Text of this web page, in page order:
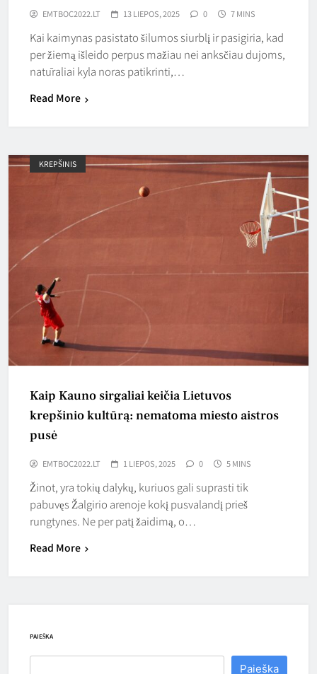
EMTBOC2022.LT 13 LIEPOS, 2025 0 7 MINS
Kai kaimynas pasistato šilumos siurblį ir pasigiria, kad
per žiemą išleido perpus mažiau nei anksčiau dujoms,
natūraliai kyla noras patikrinti,…
Read More
KREPŠINIS
Kaip Kauno sirgaliai keičia Lietuvos
krepšinio kultūrą: nematoma miesto aistros
pusė
EMTBOC2022.LT 1 LIEPOS, 2025 0 5 MINS
Žinot, yra tokių dalykų, kuriuos gali suprasti tik
pabuvęs Žalgirio arenoje kokį pusvalandį prieš
rungtynes. Ne per patį žaidimą, o…
Read More
PAIEŠKA
Paieška